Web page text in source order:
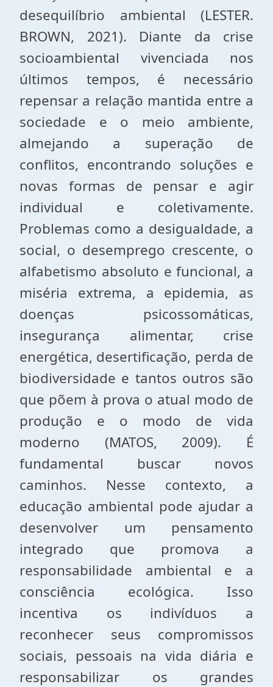
desequilíbrio ambiental (LESTER.
BROWN, 2021). Diante da crise
socioambiental vivenciada nos
últimos tempos, é necessário
repensar a relação mantida entre a
sociedade e o meio ambiente,
almejando a superação de
conflitos, encontrando soluções e
novas formas de pensar e agir
individual e coletivamente.
Problemas como a desigualdade, a
social, o desemprego crescente, o
alfabetismo absoluto e funcional, a
miséria extrema, a epidemia, as
doenças psicossomáticas,
insegurança alimentar, crise
energética, desertificação, perda de
biodiversidade e tantos outros são
que põem à prova o atual modo de
produção e o modo de vida
moderno (MATOS, 2009). É
fundamental buscar novos
caminhos. Nesse contexto, a
educação ambiental pode ajudar a
desenvolver um pensamento
integrado que promova a
responsabilidade ambiental e a
consciência ecológica. Isso
incentiva os indivíduos a
reconhecer seus compromissos
sociais, pessoais na vida diária e
responsabilizar os grandes